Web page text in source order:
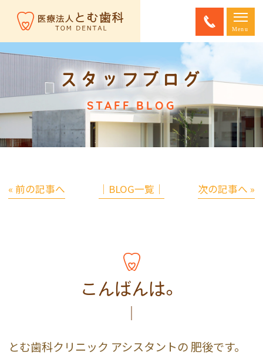
スタッフブログ
STAFF BLOG
« 前の記事へ │BLOG一覧│ 次の記事へ »
こんばんは。
とむ歯科クリニック アシスタントの 肥後です。